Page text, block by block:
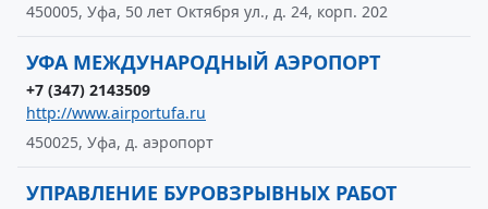
450005, Уфа, 50 лет Октября ул., д. 24, корп. 202
УФА МЕЖДУНАРОДНЫЙ АЭРОПОРТ
+7 (347) 2143509
http://www.airportufa.ru
450025, Уфа, д. аэропорт
УПРАВЛЕНИЕ БУРОВЗРЫВНЫХ РАБОТ